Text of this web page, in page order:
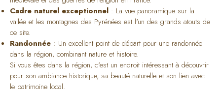
Cadre naturel exceptionnel : La vue panoramique sur la
vallée et les montagnes des Pyrénées est l'un des grands atouts de
ce site.
Randonnée : Un excellent point de départ pour une randonnée
dans la région, combinant nature et histoire.
Si vous êtes dans la région, c'est un endroit intéressant à découvrir
pour son ambiance historique, sa beauté naturelle et son lien avec
le patrimoine local.